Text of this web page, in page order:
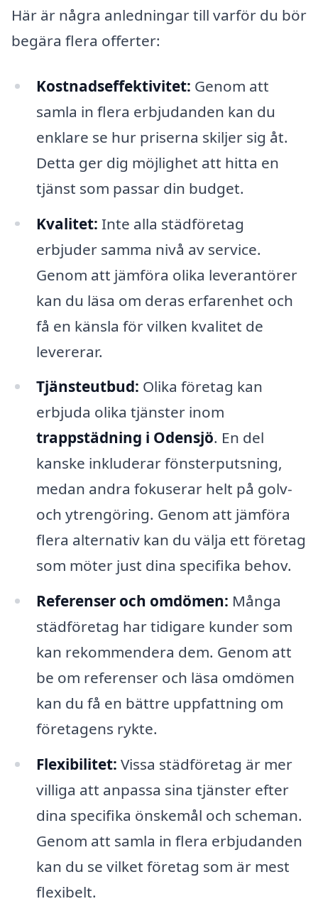
Här är några anledningar till varför du bör
begära flera offerter:
Kostnadseffektivitet: Genom att
samla in flera erbjudanden kan du
enklare se hur priserna skiljer sig åt.
Detta ger dig möjlighet att hitta en
tjänst som passar din budget.
Kvalitet: Inte alla städföretag
erbjuder samma nivå av service.
Genom att jämföra olika leverantörer
kan du läsa om deras erfarenhet och
få en känsla för vilken kvalitet de
levererar.
Tjänsteutbud: Olika företag kan
erbjuda olika tjänster inom
trappstädning i Odensjö. En del
kanske inkluderar fönsterputsning,
medan andra fokuserar helt på golv-
och ytrengöring. Genom att jämföra
flera alternativ kan du välja ett företag
som möter just dina specifika behov.
Referenser och omdömen: Många
städföretag har tidigare kunder som
kan rekommendera dem. Genom att
be om referenser och läsa omdömen
kan du få en bättre uppfattning om
företagens rykte.
Flexibilitet: Vissa städföretag är mer
villiga att anpassa sina tjänster efter
dina specifika önskemål och scheman.
Genom att samla in flera erbjudanden
kan du se vilket företag som är mest
flexibelt.